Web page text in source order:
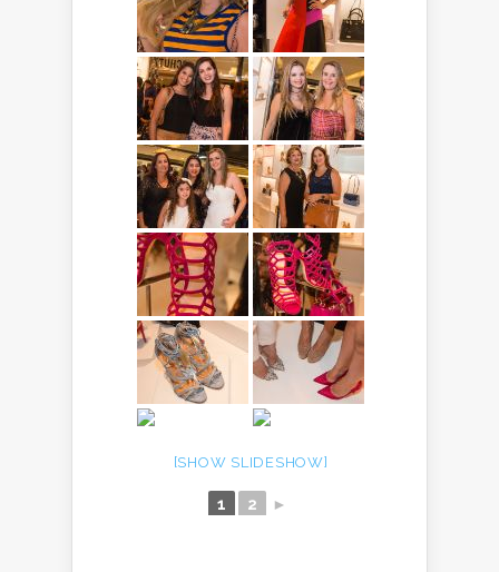
[SHOW SLIDESHOW]
1 2 ►